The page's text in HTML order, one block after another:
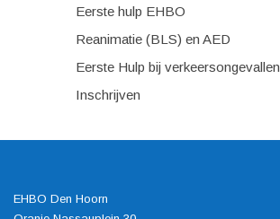
Eerste hulp EHBO
Reanimatie (BLS) en AED
Eerste Hulp bij verkeersongevallen
Inschrijven
EHBO Den Hoorn